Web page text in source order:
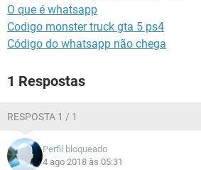
O que é whatsapp
Codigo monster truck gta 5 ps4
Código do whatsapp não chega
1 Respostas
RESPOSTA 1 / 1
Perfil bloqueado
4 ago 2018 às 05:31